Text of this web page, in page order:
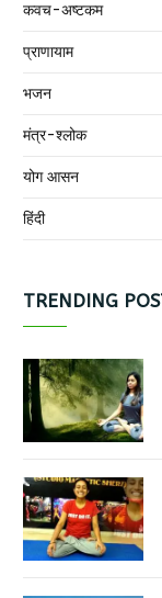
कवच-अष्टकम
प्राणायाम
भजन
मंत्र-श्लोक
योग आसन
हिंदी
TRENDING